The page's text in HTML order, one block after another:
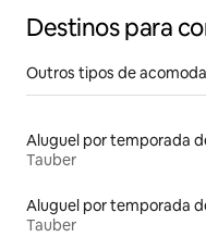
Destinos para
Outros tipos de
Tauber
Tauber